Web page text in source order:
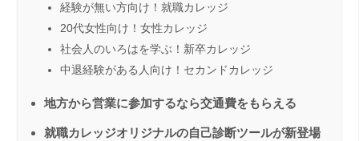
経験が無い方向け！就職カレッジ
20代女性向け！女性カレッジ
社会人のいろはを学ぶ！新卒カレッジ
中退経験がある人向け！セカンドカレッジ
地方から営業に参加するなら交通費をもらえる
就職カレッジオリジナルの自己診断ツールが新登場